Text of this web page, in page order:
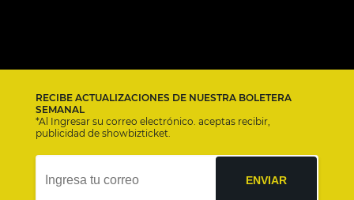
RECIBE ACTUALIZACIONES DE NUESTRA BOLETERA
SEMANAL
*Al Ingresar su correo electrónico. aceptas recibir,
publicidad de showbizticket.
ENVIAR